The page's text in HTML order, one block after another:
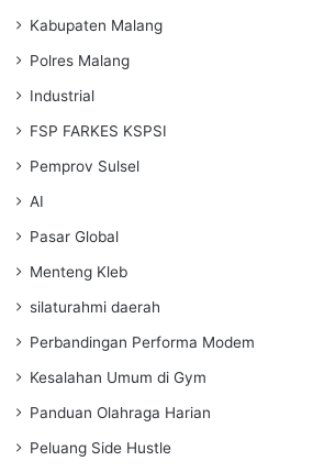
Kabupaten Malang
Polres Malang
Industrial
FSP FARKES KSPSI
Pemprov Sulsel
AI
Pasar Global
Menteng Kleb
silaturahmi daerah
Perbandingan Performa Modem
Kesalahan Umum di Gym
Panduan Olahraga Harian
Peluang Side Hustle